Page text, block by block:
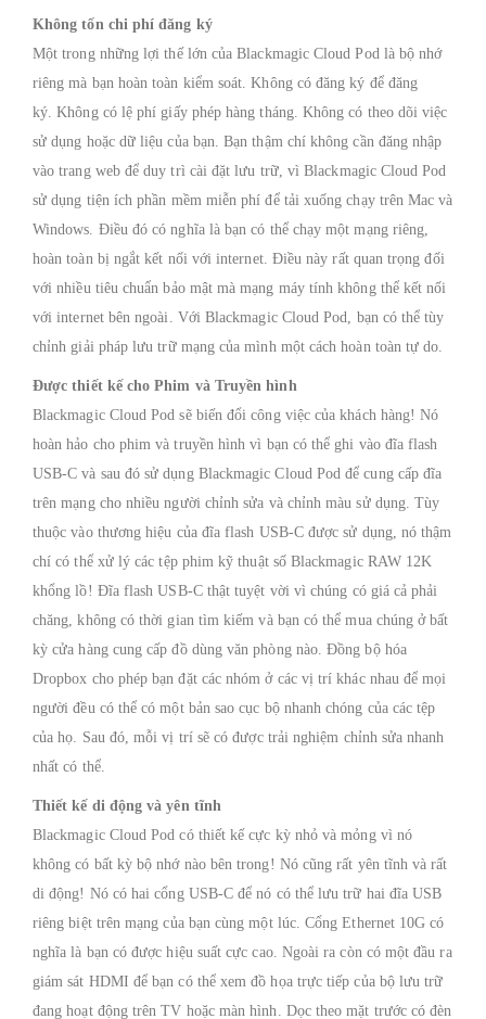
Không tốn chi phí đăng ký
Một trong những lợi thế lớn của Blackmagic Cloud Pod là bộ nhớ
riêng mà bạn hoàn toàn kiểm soát.Không có đăng ký để đăng
ký.Không có lệ phí giấy phép hàng tháng. Không có theo dõi việc
sử dụng hoặc dữ liệu của bạn.Bạn thậm chí không cần đăng nhập
vào trang web để duy trì cài đặt lưu trữ, vì Blackmagic Cloud Pod
sử dụng tiện ích phần mềm miễn phí để tải xuống chạy trên Mac và
Windows. Điều đó có nghĩa là bạn có thể chạy một mạng riêng,
hoàn toàn bị ngắt kết nối với internet. Điều này rất quan trọng đối
với nhiều tiêu chuẩn bảo mật mà mạng máy tính không thể kết nối
với internet bên ngoài. Với Blackmagic Cloud Pod, bạn có thể tùy
chỉnh giải pháp lưu trữ mạng của mình một cách hoàn toàn tự do.
Được thiết kế cho Phim và Truyền hình
Blackmagic Cloud Pod sẽ biến đổi công việc của khách hàng!Nó
hoàn hảo cho phim và truyền hình vì bạn có thể ghi vào đĩa flash
USB-C và sau đó sử dụng Blackmagic Cloud Pod để cung cấp đĩa
trên mạng cho nhiều người chỉnh sửa và chỉnh màu sử dụng.Tùy
thuộc vào thương hiệu của đĩa flash USB-C được sử dụng, nó thậm
chí có thể xử lý các tệp phim kỹ thuật số Blackmagic RAW 12K
khổng lồ! Đĩa flash USB-C thật tuyệt vời vì chúng có giá cả phải
chăng, không có thời gian tìm kiếm và bạn có thể mua chúng ở bất
kỳ cửa hàng cung cấp đồ dùng văn phòng nào.Đồng bộ hóa
Dropbox cho phép bạn đặt các nhóm ở các vị trí khác nhau để mọi
người đều có thể có một bản sao cục bộ nhanh chóng của các tệp
của họ. Sau đó, mỗi vị trí sẽ có được trải nghiệm chỉnh sửa nhanh
nhất có thể.
Thiết kế di động và yên tĩnh
Blackmagic Cloud Pod có thiết kế cực kỳ nhỏ và mỏng vì nó
không có bất kỳ bộ nhớ nào bên trong! Nó cũng rất yên tĩnh và rất
di động! Nó có hai cổng USB-C để nó có thể lưu trữ hai đĩa USB
riêng biệt trên mạng của bạn cùng một lúc.Cổng Ethernet 10G có
nghĩa là bạn có được hiệu suất cực cao. Ngoài ra còn có một đầu ra
giám sát HDMI để bạn có thể xem đồ họa trực tiếp của bộ lưu trữ
đang hoạt động trên TV hoặc màn hình. Dọc theo mặt trước có đèn